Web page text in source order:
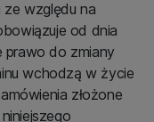
ze względu na
od dnia
prawo do zmiany
wchodzą w życie
złożone